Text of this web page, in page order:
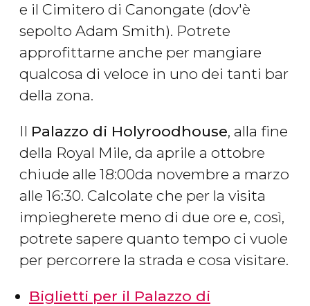
e il Cimitero di Canongate (dov'è
sepolto Adam Smith). Potrete
approfittarne anche per mangiare
qualcosa di veloce in uno dei tanti bar
della zona.
Il Palazzo di Holyroodhouse, alla fine
della Royal Mile, da aprile a ottobre
chiude alle 18:00da novembre a marzo
alle 16:30. Calcolate che per la visita
impiegherete meno di due ore e, così,
potrete sapere quanto tempo ci vuole
per percorrere la strada e cosa visitare.
Biglietti per il Palazzo di